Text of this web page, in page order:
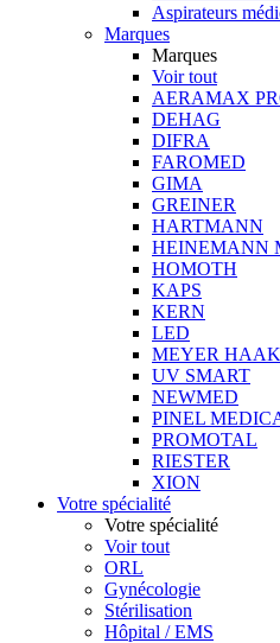
Aspirateurs
Marques
Marques
Voir tout
AERAMAX
DEHAG
DIFRA
FAROMED
GIMA
GREINER
HARTMANN
HEINEMANN
HOMOTH
KAPS
KERN
LED
MEYER
UV SMART
NEWMED
PINEL
PROMOTAL
RIESTER
XION
Votre spécialité
Votre spécialité
Voir tout
ORL
Gynécologie
Stérilisation
Hôpital / EMS